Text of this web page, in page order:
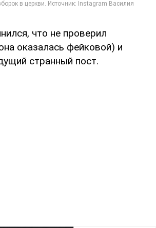
что не проверил
оказалась фейковой) и
странный пост.